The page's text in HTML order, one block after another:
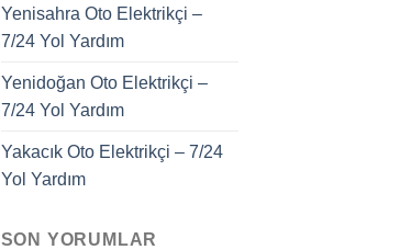
Yenisahra Oto Elektrikçi –
7/24 Yol Yardım
Yenidoğan Oto Elektrikçi –
7/24 Yol Yardım
Yakacık Oto Elektrikçi – 7/24
Yol Yardım
SON YORUMLAR